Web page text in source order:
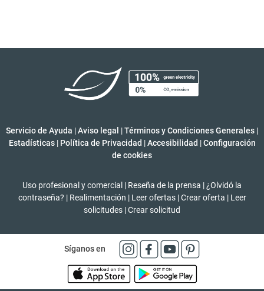
Servicio de Ayuda |Aviso legal |Términos y Condiciones Generales |
Estadísticas | Política de Privacidad | Accesibilidad | Configuración
de cookies
Uso profesional y comercial | Reseña de la prensa | ¿Olvidó la
contraseña? | Realimentación | Leer ofertas | Crear oferta | Leer
solicitudes |Crear solicitud
Síganos en